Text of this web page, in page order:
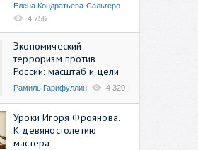
Елена Кондратьева-Сальгеро
4 756
Экономический
терроризм против
России: масштаб и цели
Рамиль Гарифуллин 4 320
Уроки Игоря Фроянова.
К девяностолетию
мастера